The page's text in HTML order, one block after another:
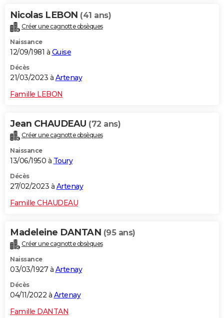
Nicolas LEBON (41 ans)
Créer une cagnotte obsèques
Naissance
12/09/1981 à Guise
Décès
21/03/2023 à Artenay
Famille LEBON
Jean CHAUDEAU (72 ans)
Créer une cagnotte obsèques
Naissance
13/06/1950 à Toury
Décès
27/02/2023 à Artenay
Famille CHAUDEAU
Madeleine DANTAN (95 ans)
Créer une cagnotte obsèques
Naissance
03/03/1927 à Artenay
Décès
04/11/2022 à Artenay
Famille DANTAN